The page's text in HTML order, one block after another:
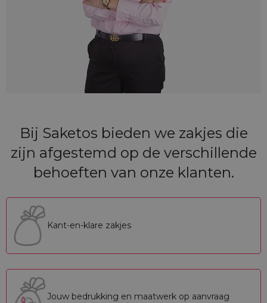
Bij Saketos bieden we zakjes die
zijn afgestemd op de verschillende
behoeften van onze klanten.
Kant-en-klare zakjes
Jouw bedrukking en maatwerk op aanvraag